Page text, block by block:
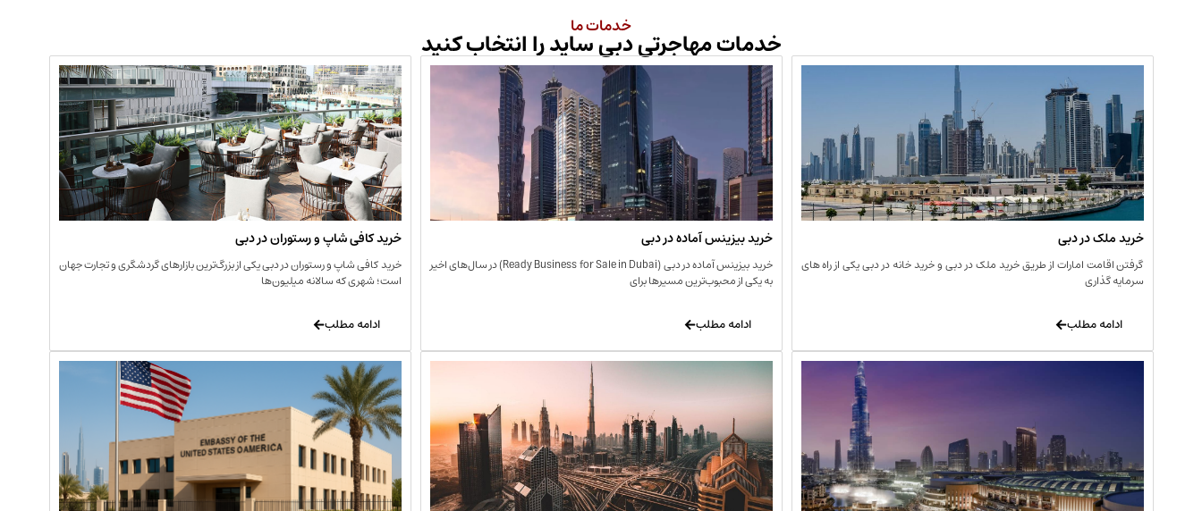
خدمات ما
خدمات مهاجرتی دبی ساید را انتخاب کنید
خرید ملک در دبی
گرفتن اقامت امارات از طریق خرید ملک در دبی و خرید خانه در دبی یکی از راه های
سرمایه گذاری
ادامه مطلب
خرید بیزینس آماده در دبی
خرید بیزینس آماده در دبی (Ready Business for Sale in Dubai) در سال‌های اخیر
به یکی از محبوب‌ترین مسیرها برای
ادامه مطلب
خرید کافی‌ شاپ و رستوران در دبی
خرید کافی‌ شاپ و رستوران در دبی یکی از بزرگ‌ترین بازارهای گردشگری و تجارت جهان
است؛ شهری که سالانه میلیون‌ها
ادامه مطلب